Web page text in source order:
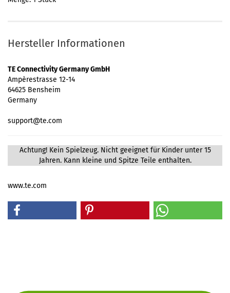
Hersteller Informationen
TE Connectivity Germany GmbH
Ampèrestrasse 12-14
64625 Bensheim
Germany
support@te.com
Achtung! Kein Spielzeug. Nicht geeignet für Kinder unter 15
Jahren. Kann kleine und Spitze Teile enthalten.
www.te.com